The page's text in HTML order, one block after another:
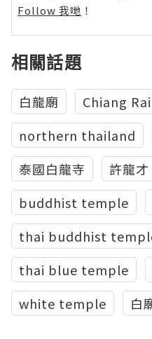
Follow 我哋 ！
相關話題
白龍廟 Chiang Rai
northern thailand
泰國白龍寺
許龍才
buddhist temple
thai buddhist
thai blue temple
white temple
白